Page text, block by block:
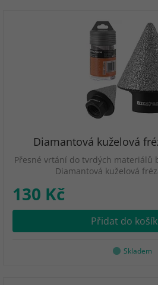
Diamantová kuželová
Přesné vrtání do tvrdých materiálů
Diamantová kuželová
130 Kč
Přidat do
Skladem